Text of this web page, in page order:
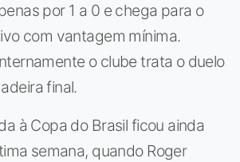
por 1 a 0 e chega para o
com vantagem mínima.
o clube trata o duelo
final.
à Copa do Brasil ficou ainda
semana, quando Roger